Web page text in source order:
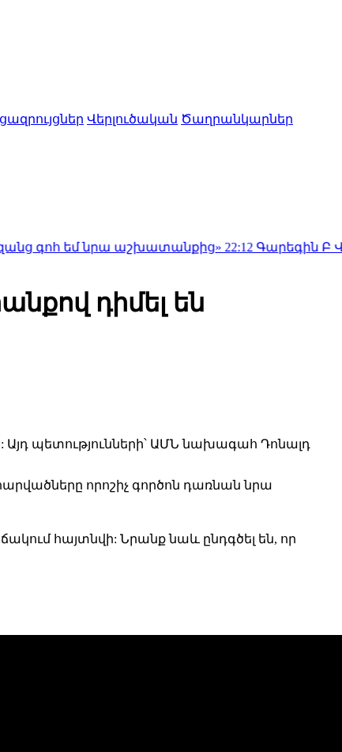
Վերլուծական Ծաղրանկարներ
նրա աշխատանքից»22:12Գարեգին Բ
դիմել են
Այդ պետությունների՝ ԱՄՆ նախագահ Դոնալդ
որոշիչ գործոն դառնան նրա
հայտնվի: Նրանք նաև ընդգծել են, որ